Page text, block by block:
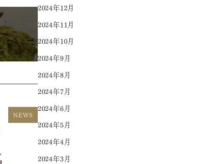
NEWS
2024年12月
2024年11月
2024年10月
2024年9月
2024年8月
2024年7月
2024年6月
2024年5月
2024年4月
2024年3月